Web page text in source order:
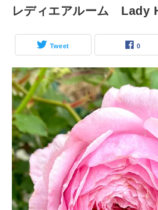
レディエアルーム Lady
Tweet 0